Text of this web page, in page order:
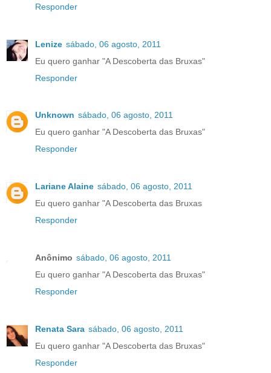
Responder
Lenize sábado, 06 agosto, 2011
Eu quero ganhar "A Descoberta das Bruxas"
Responder
Unknown sábado, 06 agosto, 2011
Eu quero ganhar "A Descoberta das Bruxas"
Responder
Lariane Alaine sábado, 06 agosto, 2011
Eu quero ganhar "A Descoberta das Bruxas
Responder
Anônimo sábado, 06 agosto, 2011
Eu quero ganhar "A Descoberta das Bruxas"
Responder
Renata Sara sábado, 06 agosto, 2011
Eu quero ganhar "A Descoberta das Bruxas"
Responder